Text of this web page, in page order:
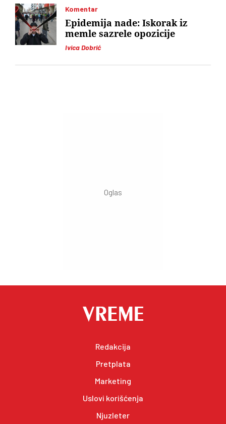
Komentar
Ivica Dobrić
Epidemija nade: Iskorak iz
memle sazrele opozicije
Redakcija
Pretplata
Marketing
Uslovi korišćenja
Njuzleter